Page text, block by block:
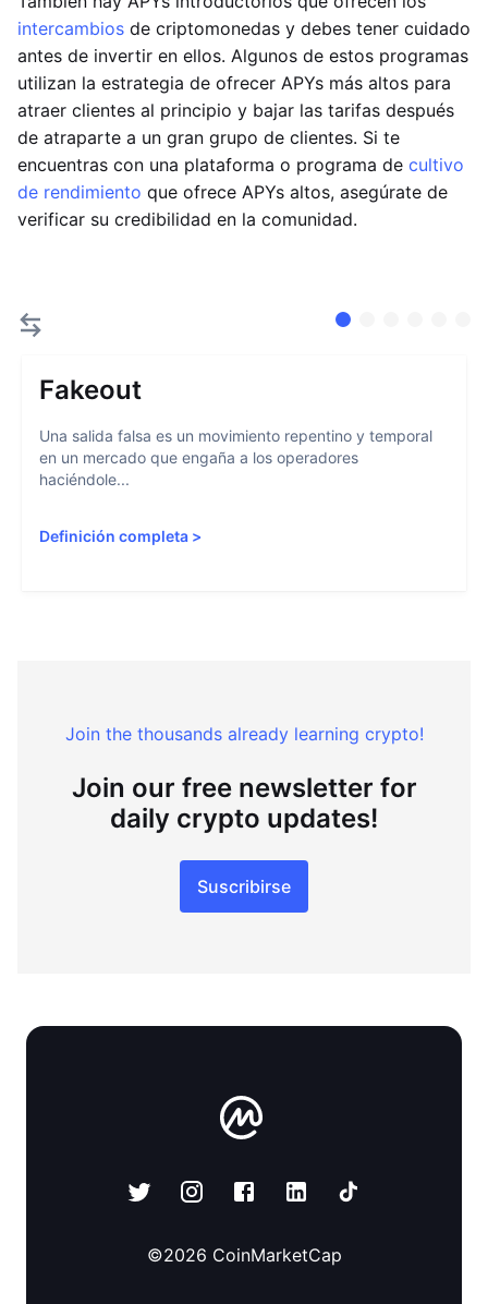
intercambios de criptomonedas y debes tener cuidado
antes de invertir en ellos. Algunos de estos programas
utilizan la estrategia de ofrecer APYs más altos para
atraer clientes al principio y bajar las tarifas después
de atraparte a un gran grupo de clientes. Si te
encuentras con una plataforma o programa de cultivo
de rendimiento que ofrece APYs altos, asegúrate de
verificar su credibilidad en la comunidad.
Fakeout
Una salida falsa es un movimiento repentino y temporal
en un mercado que engaña a los operadores
haciéndole...
Definición completa >
Join the thousands already learning crypto!
Join our free newsletter for
daily crypto updates!
Suscribirse
©2026 CoinMarketCap